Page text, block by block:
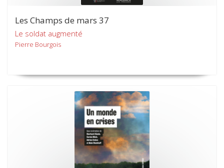
Les Champs de mars 37
Le soldat augmenté
Pierre Bourgois